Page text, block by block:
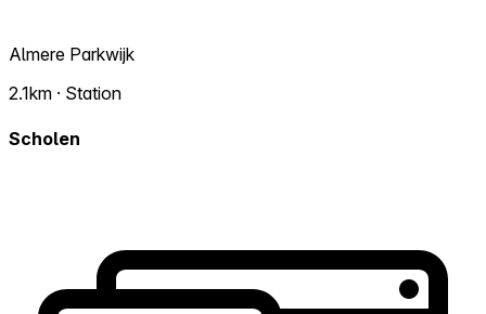
Almere Parkwijk
2.1km · Station
Scholen